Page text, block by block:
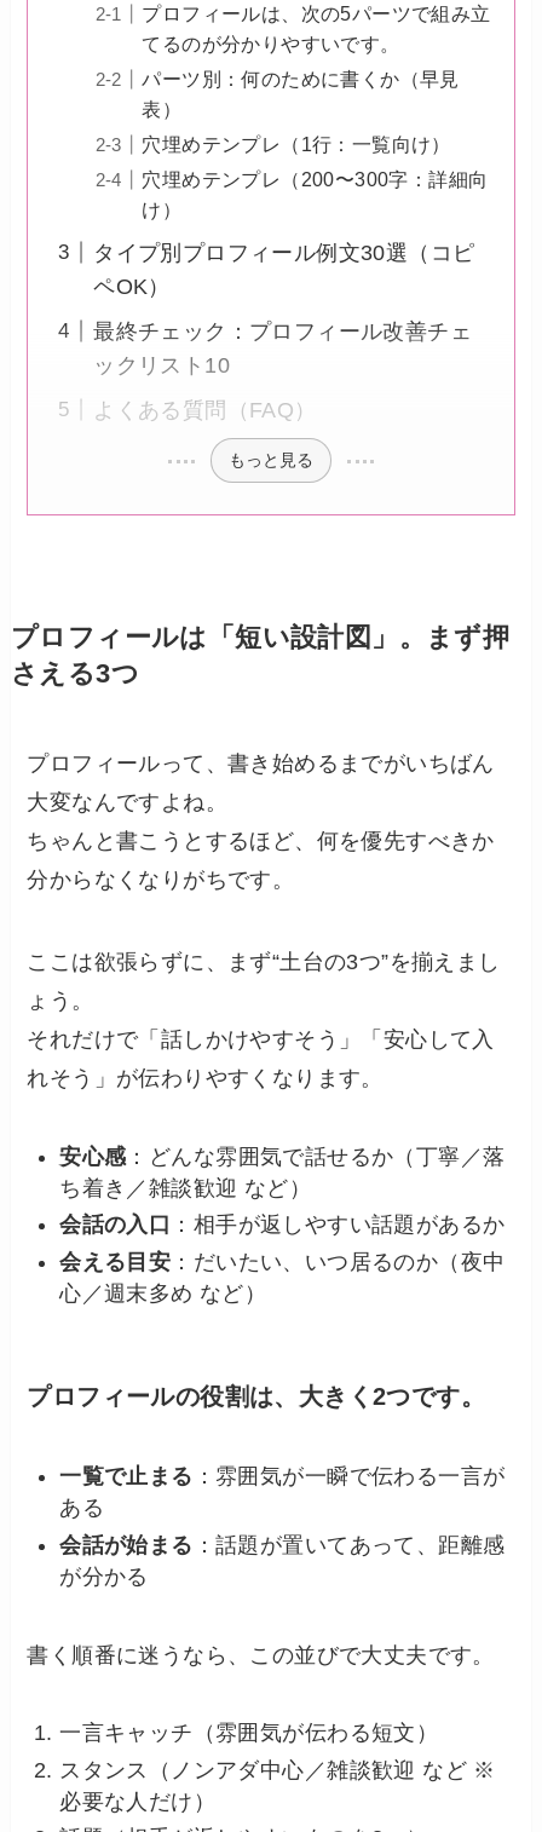
プロフィールは、次の5パーツで組み立
てるのが分かりやすいです。
パーツ別：何のために書くか（早見
表）
穴埋めテンプレ（1行：一覧向け）
穴埋めテンプレ（200〜300字：詳細向
け）
タイプ別プロフィール例文30選（コピ
ペOK）
最終チェック：プロフィール改善チェ
ックリスト10
よくある質問（FAQ）
もっと見る
プロフィールは「短い設計図」。まず押
さえる3つ
プロフィールって、書き始めるまでがいちばん
大変なんですよね。
ちゃんと書こうとするほど、何を優先すべきか
分からなくなりがちです。
ここは欲張らずに、まず“土台の3つ”を揃えまし
ょう。
それだけで「話しかけやすそう」「安心して入
れそう」が伝わりやすくなります。
安心感 ：どんな雰囲気で話せるか（丁寧／落
ち着き／雑談歓迎 など）
会話の入口 ：相手が返しやすい話題があるか
会える目安 ：だいたい、いつ居るのか（夜中
心／週末多め など）
プロフィールの役割は、大きく2つです。
一覧で止まる ：雰囲気が一瞬で伝わる一言が
ある
会話が始まる ：話題が置いてあって、距離感
が分かる
書く順番に迷うなら、この並びで大丈夫です。
一言キャッチ（雰囲気が伝わる短文）
スタンス（ノンアダ中心／雑談歓迎 など ※
必要な人だけ）